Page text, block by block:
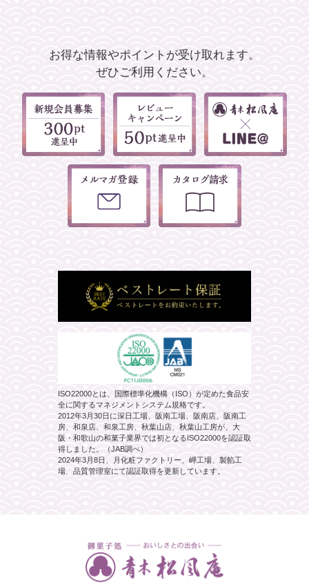
お得な情報やポイントが受け取れます。
ぜひご利用ください。
ISO22000とは、国際標準化機構（ISO）が定めた食品安
全に関するマネジメントシステム規格です。
2012年3月30日に深日工場、阪南工場、阪南店、阪南工
房、和泉店、和泉工房、秋葉山店、秋葉山工房が、大
阪・和歌山の和菓子業界では初となるISO22000を認証取
得しました。（JAB調べ）
2024年3月8日、月化粧ファクトリー、岬工場、製餡工
場、品質管理室にて認証取得を更新しています。